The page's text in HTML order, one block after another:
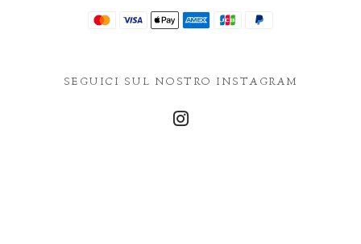
SEGUICI SUL NOSTRO INSTAGRAM